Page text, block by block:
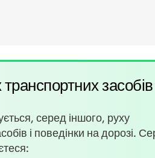
транспортних
серед іншого, руху
і поведінки на дорозі.